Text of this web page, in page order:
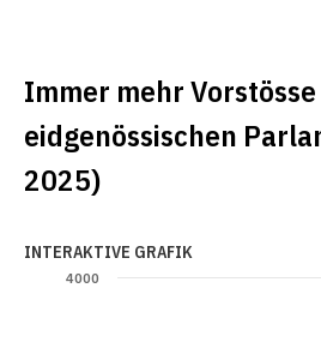
Immer mehr
eidgenössischen
2025)
INTERAKTIVE GRAFIK
4000